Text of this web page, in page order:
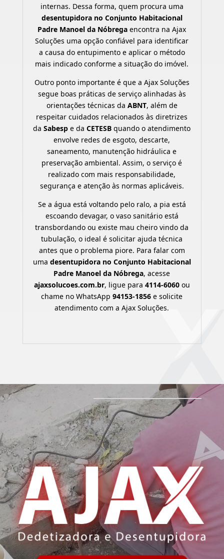
internas. Dessa forma, quem procura uma
desentupidora no Conjunto Habitacional
Padre Manoel da Nóbrega encontra na Ajax
Soluções uma opção confiável para identificar
a causa do entupimento e aplicar o método
mais indicado conforme a situação do imóvel.
Outro ponto importante é que a Ajax Soluções
segue boas práticas de serviço alinhadas às
orientações técnicas da ABNT, além de
respeitar cuidados relacionados às diretrizes
daSabesp e daCETESB quando o atendimento
envolve redes de esgoto, descarte,
saneamento, manutenção hidráulica e
preservação ambiental. Assim, o serviço é
realizado com mais responsabilidade,
segurança e atenção às normas aplicáveis.
Se a água está voltando pelo ralo, a pia está
escoando devagar, o vaso sanitário está
transbordando ou existe mau cheiro vindo da
tubulação, o ideal é solicitar ajuda técnica
antes que o problema piore. Para falar com
uma desentupidora no Conjunto Habitacional
Padre Manoel da Nóbrega, acesse
ajaxsolucoes.com.br, ligue para 4114-6060ou
chame no WhatsApp94153-1856 e solicite
atendimento com a Ajax Soluções.